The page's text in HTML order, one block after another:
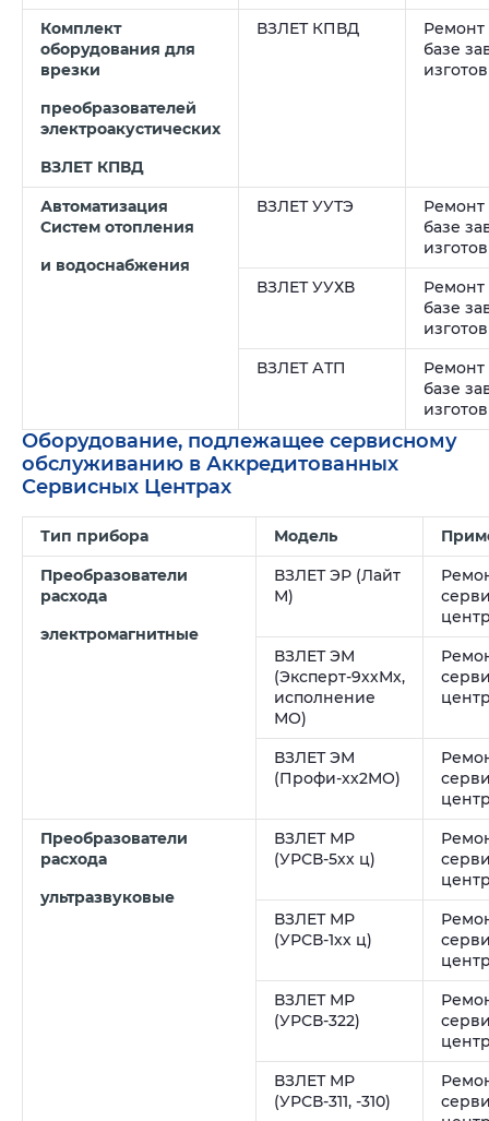
Комплект
оборудования для
врезки
преобразователей
электроакустических
ВЗЛЕТ КПВД
ВЗЛЕТ КПВД
Ремонт
базе
Автоматизация
Систем отопления
и водоснабжения
ВЗЛЕТ УУТЭ
Ремонт
базе
ВЗЛЕТ УУХВ
Ремонт
базе
ВЗЛЕТ АТП
Ремонт
базе
Оборудование, подлежащее сервисному
обслуживанию в Аккредитованных
Сервисных Центрах
Тип прибора Модель
Преобразователи
расхода
электромагнитные
ВЗЛЕТ ЭР (Лайт
М)
ВЗЛЕТ ЭМ
(Эксперт-9ххМх,
исполнение
МО)
ВЗЛЕТ ЭМ
(Профи-хх2МО)
Преобразователи
расхода
ультразвуковые
ВЗЛЕТ МР
(УРСВ-5хх ц)
ВЗЛЕТ МР
(УРСВ-1хх ц)
ВЗЛЕТ МР
(УРСВ-322)
ВЗЛЕТ МР
(УРСВ-311, -310)